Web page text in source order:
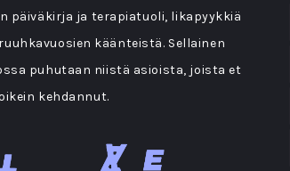
päiväkirja ja terapiatuoli, likapyykkiä
käänteistä. Sellainen
puhutaan niistä asioista, joista et
kehdannut.